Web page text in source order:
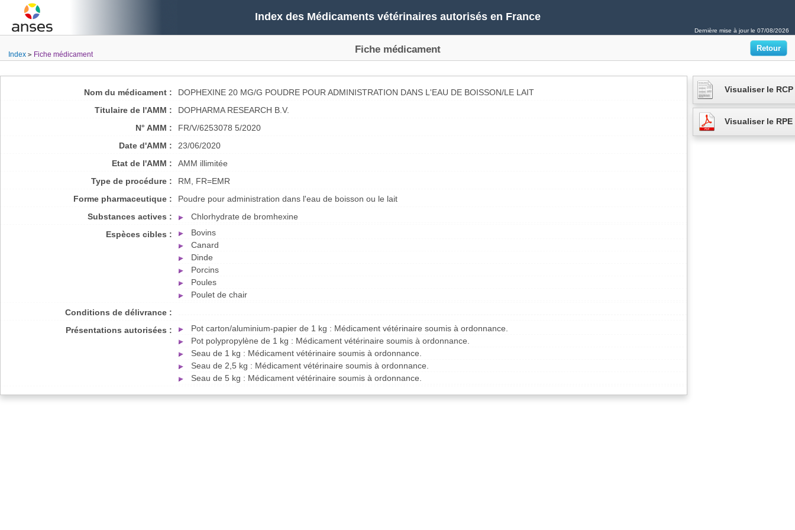
Index des Médicaments vétérinaires autorisés en France
Dernière mise à jour le 07/08/2026
Index Fiche médicament Fiche médicament
Nom du médicament :
DOPHEXINE 20 MG/G POUDRE POUR ADMINISTRATION DANS L'EAU DE BOISSON/LE LAIT
Titulaire de l'AMM :
DOPHARMA RESEARCH B.V.
N° AMM :
FR/V/6253078 5/2020
Date d'AMM :
23/06/2020
Etat de l'AMM :
AMM illimitée
Type de procédure :
RM, FR=EMR
Forme pharmaceutique :
Poudre pour administration dans l'eau de boisson ou le lait
Substances actives :
Chlorhydrate de bromhexine
Espèces cibles :
Bovins
Canard
Dinde
Porcins
Poules
Poulet de chair
Conditions de délivrance :
Présentations autorisées :
Pot carton/aluminium-papier de 1 kg : Médicament vétérinaire soumis à ordonnance.
Pot polypropylène de 1 kg : Médicament vétérinaire soumis à ordonnance.
Seau de 1 kg : Médicament vétérinaire soumis à ordonnance.
Seau de 2,5 kg : Médicament vétérinaire soumis à ordonnance.
Seau de 5 kg : Médicament vétérinaire soumis à ordonnance.
Visualiser le RCP
Visualiser le RPE